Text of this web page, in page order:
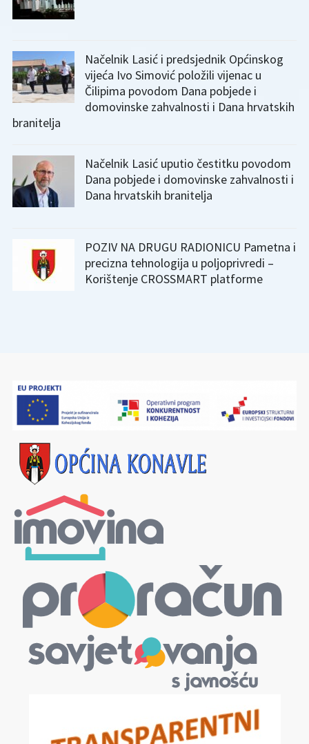
Načelnik Lasić i predsjednik Općinskog
vijeća Ivo Simović položili vijenac u
Čilipima povodom Dana pobjede i
domovinske zahvalnosti i Dana hrvatskih
branitelja
Načelnik Lasić uputio čestitku povodom
Dana pobjede i domovinske zahvalnosti i
Dana hrvatskih branitelja
POZIV NA DRUGU RADIONICU Pametna i
precizna tehnologija u poljoprivredi –
Korištenje CROSSMART platforme